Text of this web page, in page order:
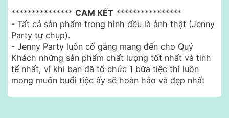
*************** CAM KẾT ****************
- Tất cả sản phẩm trong hình đều là ảnh thật (Jenny
Party tự chụp).
- Jenny Party luôn cố gắng mang đến cho Quý
Khách những sản phẩm chất lượng tốt nhất và tinh
tế nhất, vì khi bạn đã tổ chức 1 bữa tiệc thì luôn
mong muốn buổi tiệc ấy sẽ hoàn hảo và đẹp nhất